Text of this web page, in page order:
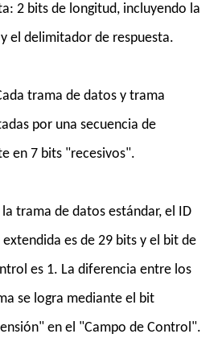
2 bits de longitud, incluyendo la
el delimitador de respuesta.
trama de datos y trama
por una secuencia de
en 7 bits "recesivos".
trama de datos estándar, el ID
es de 29 bits y el bit de
es 1. La diferencia entre los
se logra mediante el bit
en el "Campo de Control".